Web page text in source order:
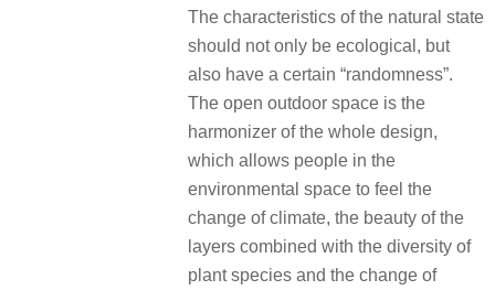
The characteristics of the natural state
should not only be ecological, but
also have a certain “randomness”.
The open outdoor space is the
harmonizer of the whole design,
which allows people in the
environmental space to feel the
change of climate, the beauty of the
layers combined with the diversity of
plant species and the change of